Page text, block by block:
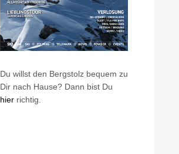
Du willst den Bergstolz bequem zu
Dir nach Hause? Dann bist Du
hierrichtig.